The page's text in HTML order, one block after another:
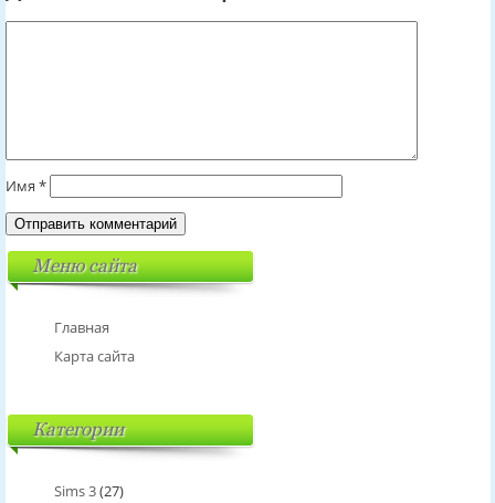
Имя *
Меню сайта
Главная
Карта сайта
Категории
Sims 3(27)